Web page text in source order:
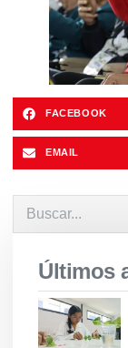
FACEBOOK
EMAIL
Últimos